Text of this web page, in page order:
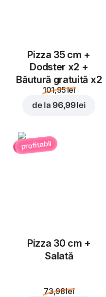
Pizza 35 cm +
Dodster x2 +
Băutură gratuită x2
101,95 lei
de la 96,99 lei
profitabil
Pizza 30 cm +
Salată
73,98 lei